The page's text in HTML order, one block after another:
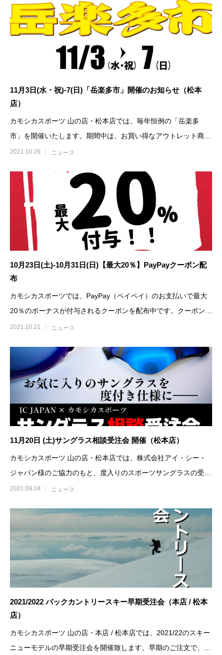
11月3日(水・祝)-7(日)「岳楽多市」開催のお知らせ（松本
店）
カモシカスポーツ 山の店・松本店では、毎年恒例の「岳楽多
市」を開催いたします。期間中は、お買い得なアウトレット商品
を多数取り揃えております。
2021.10.26 ニュース
10月23日(土)-10月31日(日)【最大20％】PayPayクーポン配
布
カモシカスポーツでは、PayPay（ペイペイ）のお支払いで最大
20％のボーナスが付与されるクーポンを配布中です。クーポンご
利用可能期間は、2
2021.10.21 ニュース
11月20日 (土)サングラス相談受注会 開催（松本店）
カモシカスポーツ 山の店・松本店では、株式会社アイ・シー・
ジャパン様のご協力のもと、度入りのスポーツサングラスの受注
会を開催致します。お持
2021.09.04 ニュース
2021/2022 バックカントリースキー早期受注会（本店 / 松本
店）
カモシカスポーツ 山の店・本店 / 松本店では、2021/22のスキー
ニューモデルの早期受注会を開催致します。早期のご注文で、お